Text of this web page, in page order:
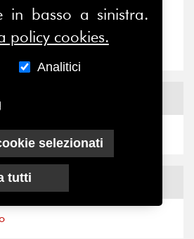
dopo la
cecità”: la...
News
in basso a sinistra.
policy cookies.
Analitici
selezionati
tutti